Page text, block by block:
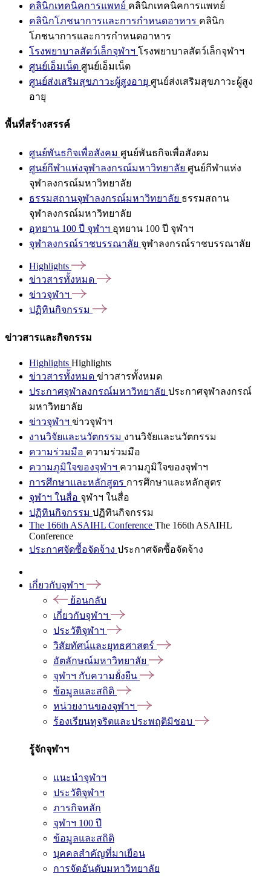
คลินิกเทคนิคการแพทย์ คลินิกเทคนิคการแพทย์
คลินิกโภชนาการและการกำหนดอาหาร คลินิก
โภชนาการและการกำหนดอาหาร
โรงพยาบาลสัตว์เล็กจุฬาฯ โรงพยาบาลสัตว์เล็กจุฬาฯ
ศูนย์เอ็มเน็ต ศูนย์เอ็มเน็ต
ศูนย์ส่งเสริมสุขภาวะผู้สูงอายุ ศูนย์ส่งเสริมสุขภาวะผู้สูง
อายุ
พื้นที่สร้างสรรค์
ศูนย์พันธกิจเพื่อสังคม ศูนย์พันธกิจเพื่อสังคม
ศูนย์กีฬาแห่งจุฬาลงกรณ์มหาวิทยาลัย ศูนย์กีฬาแห่ง
จุฬาลงกรณ์มหาวิทยาลัย
ธรรมสถานจุฬาลงกรณ์มหาวิทยาลัย ธรรมสถาน
จุฬาลงกรณ์มหาวิทยาลัย
อุทยาน 100 ปี จุฬาฯ อุทยาน 100 ปี จุฬาฯ
จุฬาลงกรณ์ราชบรรณาลัย จุฬาลงกรณ์ราชบรรณาลัย
Highlights
ข่าวสารทั้งหมด
ข่าวจุฬาฯ
ปฏิทินกิจกรรม
ข่าวสารและกิจกรรม
Highlights Highlights
ข่าวสารทั้งหมด ข่าวสารทั้งหมด
ประกาศจุฬาลงกรณ์มหาวิทยาลัย ประกาศจุฬาลงกรณ์
มหาวิทยาลัย
ข่าวจุฬาฯ ข่าวจุฬาฯ
งานวิจัยและนวัตกรรม งานวิจัยและนวัตกรรม
ความร่วมมือ ความร่วมมือ
ความภูมิใจของจุฬาฯ ความภูมิใจของจุฬาฯ
การศึกษาและหลักสูตร การศึกษาและหลักสูตร
จุฬาฯ ในสื่อ จุฬาฯ ในสื่อ
ปฏิทินกิจกรรม ปฏิทินกิจกรรม
The 166th ASAIHL Conference The 166th ASAIHL
Conference
ประกาศจัดซื้อจัดจ้าง ประกาศจัดซื้อจัดจ้าง
เกี่ยวกับจุฬาฯ
ย้อนกลับ
เกี่ยวกับจุฬาฯ
ประวัติจุฬาฯ
วิสัยทัศน์และยุทธศาสตร์
อัตลักษณ์มหาวิทยาลัย
จุฬาฯ กับความยั่งยืน
ข้อมูลและสถิติ
หน่วยงานของจุฬาฯ
ร้องเรียนทุจริตและประพฤติมิชอบ
รู้จักจุฬาฯ
แนะนำจุฬาฯ
ประวัติจุฬาฯ
ภารกิจหลัก
จุฬาฯ 100 ปี
ข้อมูลและสถิติ
บุคคลสำคัญที่มาเยือน
การจัดอันดับมหาวิทยาลัย